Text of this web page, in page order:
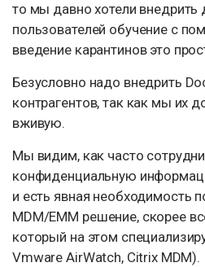
то мы давно хотели внедрить
пользователей обучение с
введение карантинов это
Безусловно надо внедрить
контрагентов, так как мы их
вживую.
Мы видим, как часто
конфиденциальную
и есть явная необходимость
MDM/EMM решение, скорее
который на этом
Vmware AirWatch, Citrix MDM).